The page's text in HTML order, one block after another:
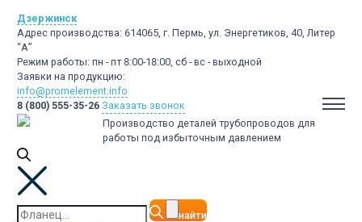
Дзержинск
Адрес производства: 614065, г. Пермь, ул. Энергетиков, 40, Литер
“А”
Режим работы: пн - пт 8:00-18:00, сб - вс - выходной
Заявки на продукцию:
info@promelement.info
8 (800) 555-35-26 Заказать звонок
Производство деталей трубопроводов для
работы под избыточным давлением
найти